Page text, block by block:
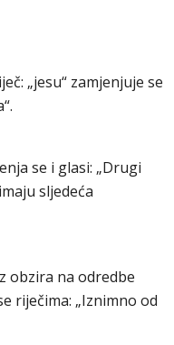
„jesu“ zamjenjuje se
se i glasi: „Drugi
sljedeća
obzira na odredbe
riječima: „Iznimno od